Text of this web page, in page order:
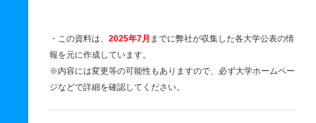
・この資料は、 2025年7月 までに弊社が収集した各大学公表の情
報を元に作成しています。
※内容には変更等の可能性もありますので、必ず大学ホームペー
ジなどで詳細を確認してください。